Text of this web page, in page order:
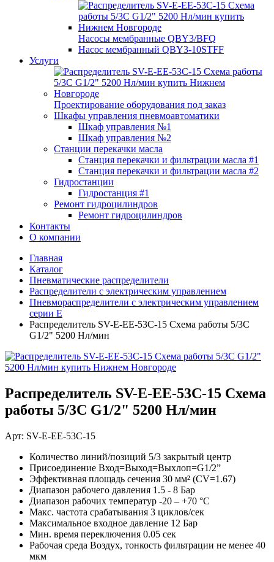
Насосы мембранные QBY3/BFQ
Насос мембранный QBY3-10STFF
Услуги
Проектирование оборудования под заказ
Шкафы управления пневмоавтоматики
Шкаф управления №1
Шкаф управления №2
Станции перекачки масла
Станция перекачки и фильтрации масла #1
Станция перекачки и фильтрации масла #2
Гидростанции
Гидростанция #1
Ремонт гидроцилиндров
Ремонт гидроцилиндров
Контакты
О компании
Главная
Каталог
Пневматические распределители
Распределители с электрическим управлением
Пневмораспределители с электрическим управлением
серии E
Распределитель SV-E-EE-53C-15 Схема работы 5/3C
G1/2" 5200 Нл/мин
Распределитель SV-E-EE-53C-15 Схема
работы 5/3C G1/2" 5200 Нл/мин
Арт: SV-E-EE-53C-15
Количество линий/позиций 5/3 закрытый центр
Присоединение Вход=Выход=Выхлоп=G1/2”
Эффективная площадь сечения 30 мм² (CV=1.67)
Диапазон рабочего давления 1.5 - 8 Бар
Диапазон рабочих температур -20 – +70 °С
Макс. частота срабатывания 3 циклов/сек
Максимальное входное давление 12 Бар
Мин. время переключения 0.05 сек
Рабочая среда Воздух, тонкость фильтрации не менее 40
мкм